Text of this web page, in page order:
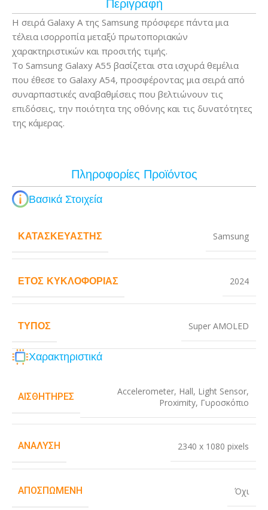
Περιγραφή
Η σειρά Galaxy A της Samsung πρόσφερε πάντα μια
τέλεια ισορροπία μεταξύ πρωτοποριακών
χαρακτηριστικών και προσιτής τιμής.
Το Samsung Galaxy A55 βασίζεται στα ισχυρά θεμέλια
που έθεσε το Galaxy A54, προσφέροντας μια σειρά από
συναρπαστικές αναβαθμίσεις που βελτιώνουν τις
επιδόσεις, την ποιότητα της οθόνης και τις δυνατότητες
της κάμερας.
Πληροφορίες Προϊόντος
Βασικά Στοιχεία
ΚΑΤΑΣΚΕΥΑΣΤΉΣ Samsung
ΈΤΟΣ ΚΥΚΛΟΦΟΡΊΑΣ 2024
ΤΎΠΟΣ Super AMOLED
Χαρακτηριστικά
ΑΙΣΘΗΤΉΡΕΣ Accelerometer, Hall, Light Sensor,
Proximity, Γυροσκόπιο
ΑΝΆΛΥΣΗ 2340 x 1080 pixels
ΑΠΟΣΠΏΜΕΝΗ Όχι